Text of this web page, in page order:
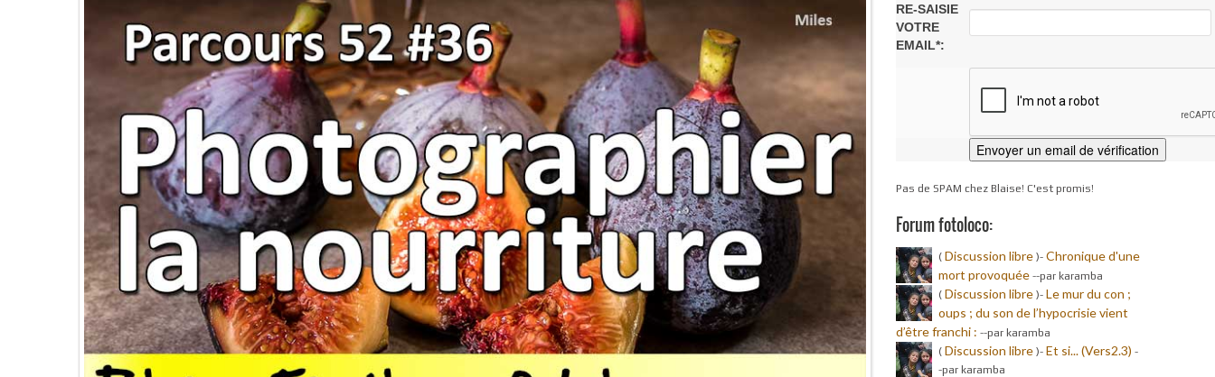
RE-SAISIE
VOTRE
EMAIL*:
Pas de SPAM chez Blaise! C'est promis!
Forum fotoloco:
( Discussion libre)- Chronique d'une
mort provoquée--par karamba
( Discussion libre)- Le mur du con ;
oups ; du son de l’hypocrisie vient
d’être franchi : --par karamba
( Discussion libre)- Et si... (Vers2.3) -
-par karamba